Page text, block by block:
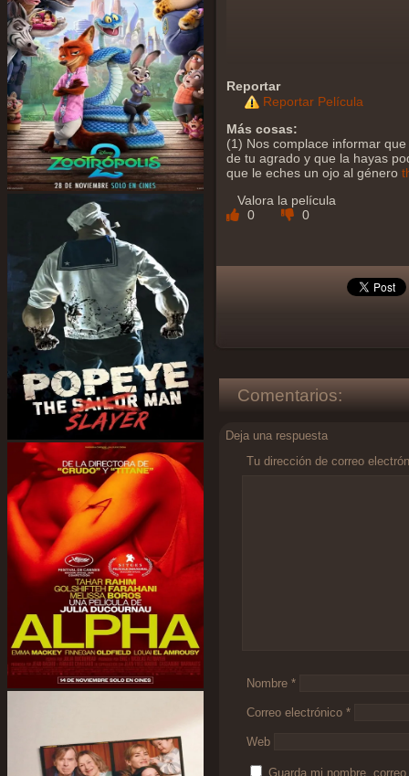
Reportar
Reportar Película
Más cosas:
(1) Nos complace informar
de tu agrado y que la hayas
que le eches un ojo al género
Valora la película
0
0
Comentarios:
Deja una respuesta
Tu dirección de correo
Nombre *
Correo electrónico *
Web
Guarda mi nombre,